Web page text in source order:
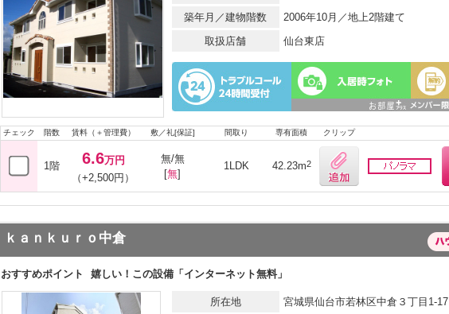
築年月／建物階数
2006年10月／地上2階建て
取扱店舗
仙台東店
チェック 階数 賃料（＋管理費） 敷／礼[保証] 間取り 専有面積 クリップ
1階 6.6万円
（+2,500円）
無/無
[無]
1LDK 42.23m2
ｋａｎｋｕｒｏ中倉
おすすめポイント 嬉しい！この設備「インターネット無料」
所在地
宮城県仙台市若林区中倉３丁目1-17